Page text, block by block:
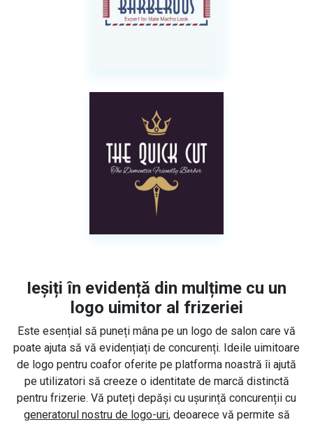
Ieșiți în evidență din mulțime cu un
logo uimitor al frizeriei
Este esențial să puneți mâna pe un logo de salon care vă
poate ajuta să vă evidențiați de concurenți. Ideile uimitoare
de logo pentru coafor oferite pe platforma noastră îi ajută
pe utilizatori să creeze o identitate de marcă distinctă
pentru frizerie. Vă puteți depăși cu ușurință concurenții cu
generatorul nostru de logo-uri, deoarece vă permite să